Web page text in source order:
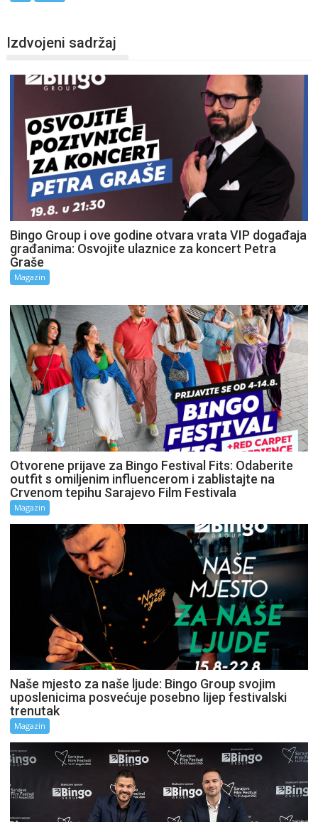
Izdvojeni sadržaj
Bingo Group i ove godine otvara vrata VIP događaja
građanima: Osvojite ulaznice za koncert Petra
Graše
Magazin
Otvorene prijave za Bingo Festival Fits: Odaberite
outfit s omiljenim influencerom i zablistajte na
Crvenom tepihu Sarajevo Film Festivala
Magazin
Naše mjesto za naše ljude: Bingo Group svojim
uposlenicima posvećuje posebno lijep festivalski
trenutak
Magazin